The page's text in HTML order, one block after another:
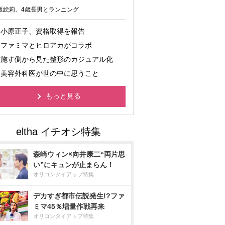
絵莉、4歳長男とランニング
小原正子、資格取得を報告
ファミマとヒロアカがコラボ
施す側から見た整形のカジュアル化
美容外科医が世の中に思うこと
もっと見る
森崎ウィン×向井康二“両片思
い”にキュンが止まらん！
オリコンタイアップ特集
デカすぎ都市伝説発生!?ファ
ミマ45％増量作戦再来
オリコンタイアップ特集